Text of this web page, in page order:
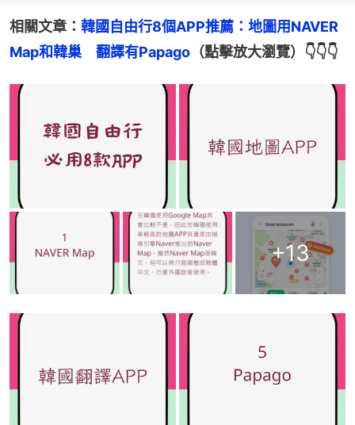
相關文章： 韓國自由行8個APP推薦：地圖用NAVER
Map和韓巢　翻譯有Papago （點擊放大瀏覽）👇👇👇
+13